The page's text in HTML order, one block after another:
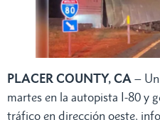
PLACER COUNTY, CA –
martes en la autopista I-80 y
tráfico en dirección oeste,